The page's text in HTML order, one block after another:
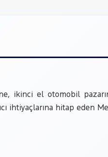
ikinci el otomobil
ihtiyaçlarına hitap eden